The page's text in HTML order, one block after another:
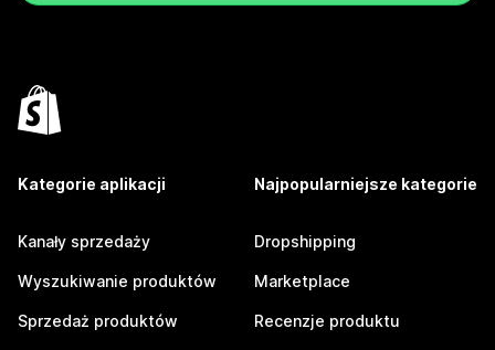
Kategorie aplikacji
Kanały sprzedaży
Wyszukiwanie produktów
Sprzedaż produktów
Najpopularniejsze kategorie
Dropshipping
Marketplace
Recenzje produktu